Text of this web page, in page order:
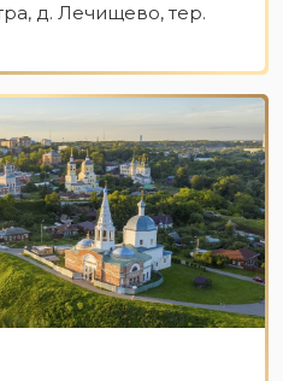
д. Лечищево, тер.